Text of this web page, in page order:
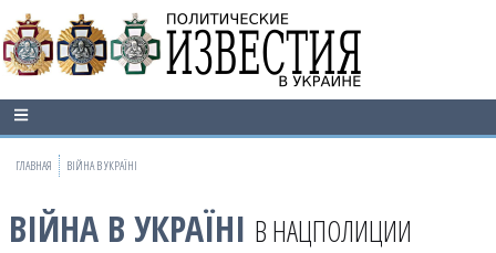
ГЛАВНАЯ ВІЙНА В УКРАЇНІ
ВІЙНА В УКРАЇНІ В НАЦПОЛИЦИИ